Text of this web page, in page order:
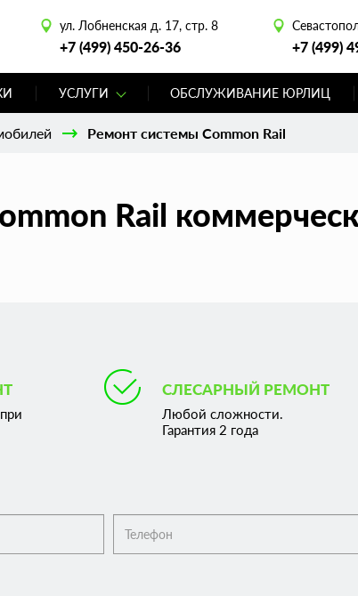
ул. Лобненская д. 17, стр. 8
+7 (499) 450-26-36 +7 (499)
УСЛУГИ ОБСЛУЖИВАНИЕ ЮРЛИЦ
Ремонт системы Common Rail
Rail
СЛЕСАРНЫЙ РЕМОНТ
Любой сложности.
Гарантия 2 года